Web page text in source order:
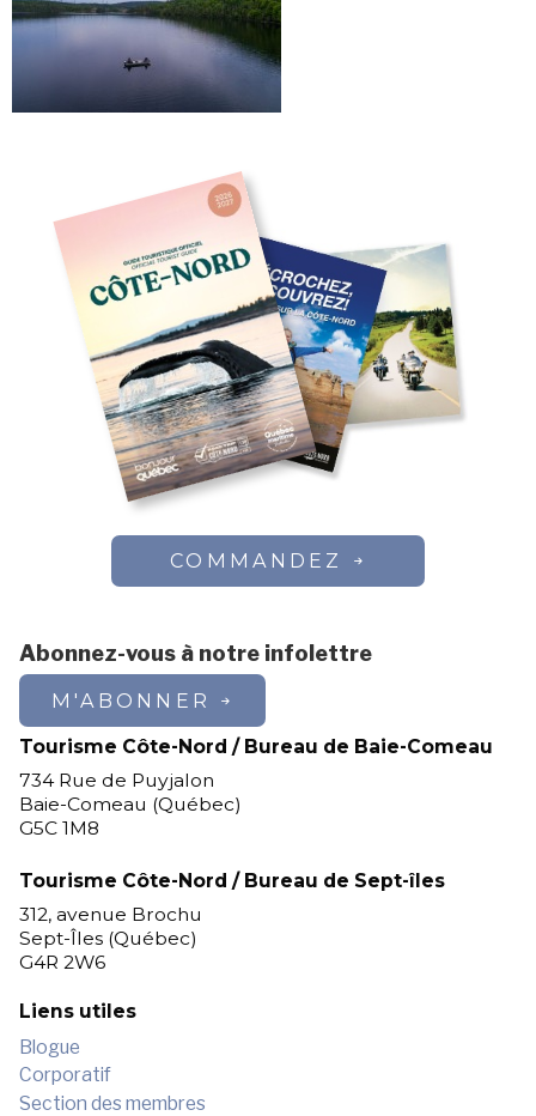
COMMANDEZ
Abonnez-vous à notre infolettre
M'ABONNER
Tourisme Côte-Nord / Bureau de Baie-Comeau
734 Rue de Puyjalon
Baie-Comeau (Québec)
G5C 1M8
Tourisme Côte-Nord / Bureau de Sept-îles
312, avenue Brochu
Sept-Îles (Québec)
G4R 2W6
Liens utiles
Blogue
Corporatif
Section des membres